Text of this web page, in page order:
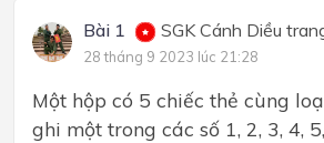
Bài 1 SGK Cánh Diều
28 tháng 9 2023 lúc 21:28
Một hộp có 5 chiếc thẻ cùng
ghi một trong các số 1, 2, 3, 4,